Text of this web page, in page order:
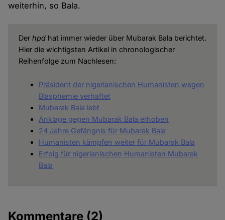
weiterhin, so Bala.
Der hpdhat immer wieder über Mubarak Bala berichtet.
Hier die wichtigsten Artikel in chronologischer
Reihenfolge zum Nachlesen:
Präsident der nigerianischen Humanisten wegen
Blasphemie verhaftet
Mubarak Bala lebt
Anklage gegen Mubarak Bala erhoben
24 Jahre Gefängnis für Mubarak Bala
Humanisten kämpfen weiter für Mubarak Bala
Erfolg für nigerianischen Humanisten Mubarak
Bala
Kommentare (2)